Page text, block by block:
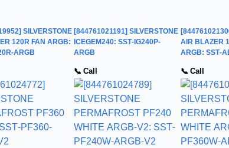
SILVERSTONE
120R FAN ARGB:
ARGB
[844761021191] SILVERSTONE
ICEGEM240: SST-IG240P-
ARGB
📞 Call
AIR BLAZER
ARGB: SST-
📞 Call